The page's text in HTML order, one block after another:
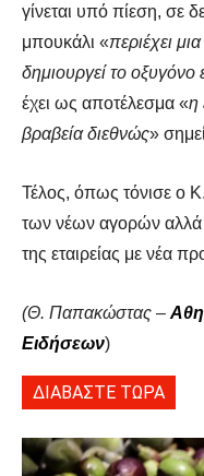
γίνεται υπό πίεση, σε
μπουκάλι «περιέχει
δημιουργεί το
έχει ως αποτέλεσμα «η
βραβεία διεθνώς»
Τέλος, όπως τόνισε ο
των νέων αγορών αλλά
της εταιρείας με νέα
(Θ. Παπακώστας –
Ειδήσεων)
ΔΙΑΒΑΣΤΕ ΤΩΡΑ